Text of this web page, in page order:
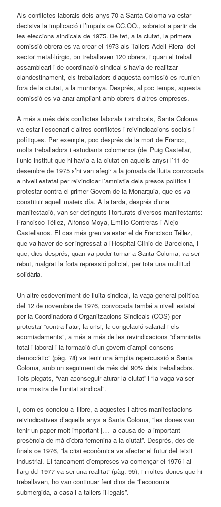
Als conflictes laborals dels anys 70 a Santa Coloma va estar
decisiva la implicació i l’impuls de CC.OO., sobretot a partir de
les eleccions sindicals de 1975. De fet, a la ciutat, la primera
comissió obrera es va crear el 1973 als Tallers Adell Riera, del
sector metal·lúrgic, on treballaven 120 obrers, i quan el treball
assambleari i de coordinació sindical s’havia de realitzar
clandestinament, els treballadors d’aquesta comissió es reunien
fora de la ciutat, a la muntanya. Després, al poc temps, aquesta
comissió es va anar ampliant amb obrers d’altres empreses.
A més a més dels conflictes laborals i sindicals, Santa Coloma
va estar l’escenari d’altres conflictes i reivindicacions socials i
polítiques. Per exemple, poc després de la mort de Franco,
molts treballadors i estudiants colomencs (del Puig Castellar,
l’unic institut que hi havia a la ciutat en aquells anys) l’11 de
desembre de 1975 s’hi van afegir a la jornada de lluita convocada
a nivell estatal per reivindicar l’amnistia dels presos polítics i
protestar contra el primer Govern de la Monarquia, que es va
constituir aquell mateix día. A la tarda, després d’una
manifestació, van ser detinguts i torturats diversos manifestants:
Francisco Téllez, Alfonso Moya, Emilio Contreras i Alejo
Castellanos. El cas més greu va estar el de Francisco Téllez,
que va haver de ser ingressat a l’Hospital Clínic de Barcelona, i
que, dies després, quan va poder tornar a Santa Coloma, va ser
rebut, malgrat la forta repressió policial, per tota una multitud
solidària.
Un altre esdeveniment de lluita sindical, la vaga general política
del 12 de novembre de 1976, convocada també a nivell estatal
per la Coordinadora d’Organitzacions Sindicals (COS) per
protestar “contra l’atur, la crisi, la congelació salarial i els
acomiadaments”, a més a més de les revindicacions “d’amnistia
total i laboral i la formació d’un govern d’ampli consens
democràtic” (pàg. 78) va tenir una àmplia repercussió a Santa
Coloma, amb un seguiment de més del 90% dels treballadors.
Tots plegats, “van aconseguir aturar la ciutat” i “la vaga va ser
una mostra de l’unitat sindical”.
I, com es conclou al llibre, a aquestes i altres manifestacions
reivindicatives d’aquells anys a Santa Coloma, “les dones van
tenir un paper molt important […] a causa de la important
presència de mà d’obra femenina a la ciutat”. Després, des de
finals de 1976, “la crisi econòmica va afectar el futur del teixit
industrial. El tancament d’empreses va començar el 1976 i al
llarg del 1977 va ser una realitat” (pàg. 95), i moltes dones que hi
treballaven, ho van continuar fent dins de “l’economia
submergida, a casa i a tallers il·legals”.